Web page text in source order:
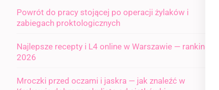
Powrót do pracy stojącej po operacji żylaków i
zabiegach proktologicznych
Najlepsze recepty i L4 online w Warszawie — ranking
2026
Mroczki przed oczami i jaskra — jak znaleźć w